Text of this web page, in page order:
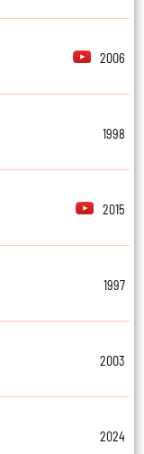
2006
1998
2015
1997
2003
2024